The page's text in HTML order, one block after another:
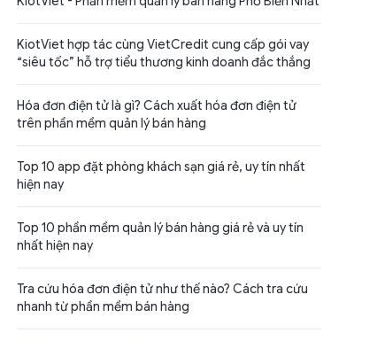
KiotViet hợp tác cùng VietCredit cung cấp gói vay
“siêu tốc” hỗ trợ tiểu thương kinh doanh đắc thắng
Hóa đơn điện tử là gì? Cách xuất hóa đơn điện tử
trên phần mềm quản lý bán hàng
Top 10 app đặt phòng khách sạn giá rẻ, uy tín nhất
hiện nay
Top 10 phần mềm quản lý bán hàng giá rẻ và uy tín
nhất hiện nay
Tra cứu hóa đơn điện tử như thế nào? Cách tra cứu
nhanh từ phần mềm bán hàng